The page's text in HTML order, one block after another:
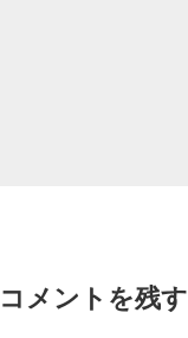
コメントを残す